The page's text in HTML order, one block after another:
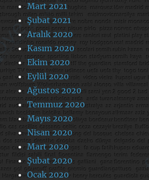
Mart 2021
Şubat 2021
Aralık 2020
Kasım 2020
Ekim 2020
Eylül 2020
Ağustos 2020
Temmuz 2020
Mayıs 2020
Nisan 2020
Mart 2020
Şubat 2020
Ocak 2020